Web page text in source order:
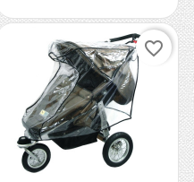
favorite_border